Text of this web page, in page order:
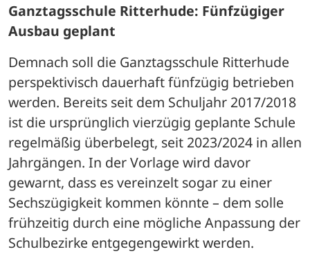
Ganztagsschule Ritterhude: Fünfzügiger
Ausbau geplant
Demnach soll die Ganztagsschule Ritterhude
perspektivisch dauerhaft fünfzügig betrieben
werden. Bereits seit dem Schuljahr 2017/2018
ist die ursprünglich vierzügig geplante Schule
regelmäßig überbelegt, seit 2023/2024 in allen
Jahrgängen. In der Vorlage wird davor
gewarnt, dass es vereinzelt sogar zu einer
Sechszügigkeit kommen könnte – dem solle
frühzeitig durch eine mögliche Anpassung der
Schulbezirke entgegengewirkt werden.